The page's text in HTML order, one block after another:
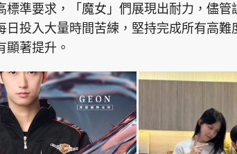
標準要求，「魔女」們展現出耐力，儘管
日投入大量時間苦練，堅持完成所有高難
顯著提升。